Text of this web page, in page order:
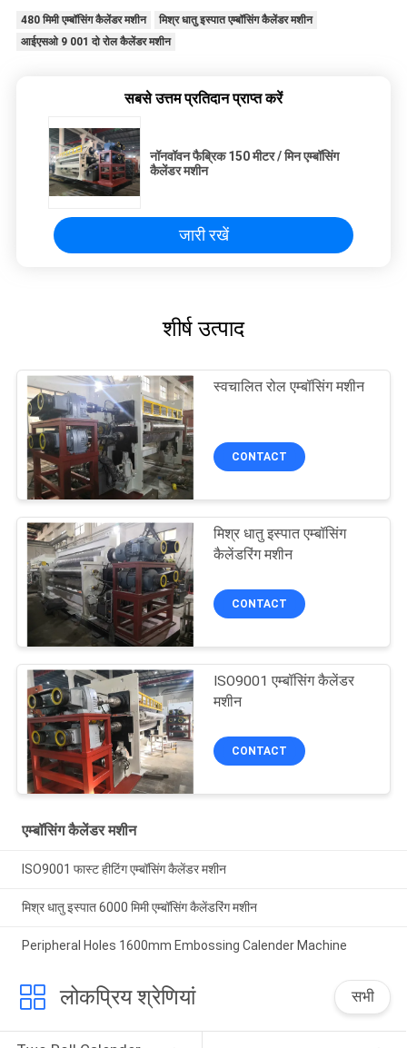
480 मिमी एम्बॉसिंग कैलेंडर मशीन
मिश्र धातु इस्पात एम्बॉसिंग कैलेंडर मशीन
आईएसओ 9 001 दो रोल कैलेंडर मशीन
सबसे उत्तम प्रतिदान प्राप्त करें
नॉनवॉवन फैब्रिक 150 मीटर / मिन एम्बॉसिंग
कैलेंडर मशीन
जारी रखें
शीर्ष उत्पाद
स्वचालित रोल एम्बॉसिंग मशीन
CONTACT
मिश्र धातु इस्पात एम्बॉसिंग
कैलेंडरिंग मशीन
CONTACT
ISO9001 एम्बॉसिंग कैलेंडर
मशीन
CONTACT
एम्बॉसिंग कैलेंडर मशीन
ISO9001 फास्ट हीटिंग एम्बॉसिंग कैलेंडर मशीन
मिश्र धातु इस्पात 6000 मिमी एम्बॉसिंग कैलेंडरिंग मशीन
Peripheral Holes 1600mm Embossing Calender Machine
लोकप्रिय श्रेणियां सभी